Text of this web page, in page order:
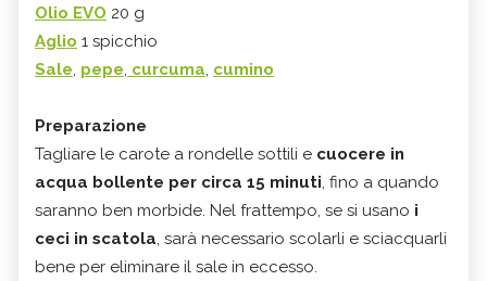
Olio EVO 20 g
Aglio 1 spicchio
Sale, pepe, curcuma, cumino
Preparazione
Tagliare le carote a rondelle sottili e cuocere in
acqua bollente per circa 15 minuti, fino a quando
saranno ben morbide. Nel frattempo, se si usano i
ceci in scatola, sarà necessario scolarli e sciacquarli
bene per eliminare il sale in eccesso.